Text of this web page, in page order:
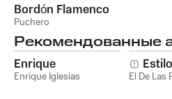
Bordón Flamenco
Puchero
Рекомендованные
Enrique
Enrique Iglesias El De Las